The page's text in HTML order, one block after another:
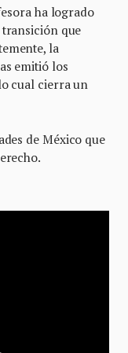
ha logrado
que
la
emitió los
cual cierra un
de México que